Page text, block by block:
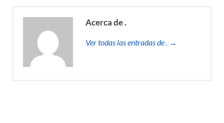
Acerca de .
Ver todas las entradas de . →